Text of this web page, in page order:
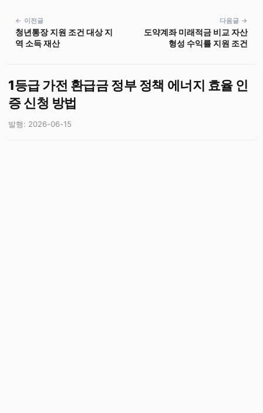
← 이전글
청년통장 지원 조건 대상 지
역 소득 재산
다음글 →
도약계좌 미래적금 비교 자산
형성 수익률 지원 조건
1등급 가전 환급금 정부 정책 에너지 효율 인
증 신청 방법
발행: 2026-06-15